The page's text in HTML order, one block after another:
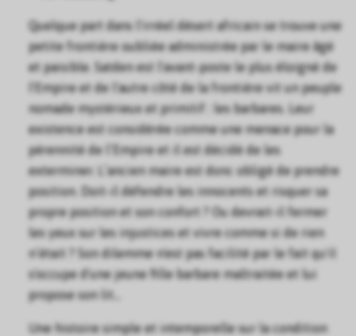
Quelque part dans l'irréel désert africain se trouve une
petite frontière oubliée administrée par le maire âgé
et paisible. Satden est l'avant-poste le plus éloigné de
l'Empire et de l'autre côté de la frontière vit un peuple
nomade mystérieux et primitif : les barbares. Leur
existence est considérée comme une menace pour la
pérennité de l’Empire et il est décidé de les
exterminer. L’ancien maire est donc obligé de prendre
position. Doit-il défendre les innocents et risquer sa
propre position et son confort ? Ou devrait-il fermer
les yeux sur les injustices et vivre comme si de rien
n’était ? Son dilemme n'est pas facilité par le fait qu'il
s'occupe d'une jeune fille barbare maltraitée et lui
propose son lit...
Une histoire simple et intemporelle sur la condition